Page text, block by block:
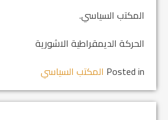
المكتب السياسي.
الحركة الديمقراطية الاشورية
Posted in المكتب السياسي